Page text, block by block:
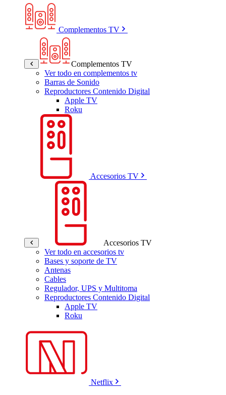
Complementos TV
Complementos TV
Ver todo en complementos tv
Barras de Sonido
Reproductores Contenido Digital
Apple TV
Roku
Accesorios TV
Accesorios TV
Ver todo en accesorios tv
Bases y soporte de TV
Antenas
Cables
Regulador, UPS y Multitoma
Reproductores Contenido Digital
Apple TV
Roku
Netflix